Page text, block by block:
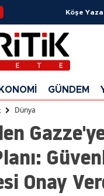
Köşe
GÜNDEM
Dünya
Onay